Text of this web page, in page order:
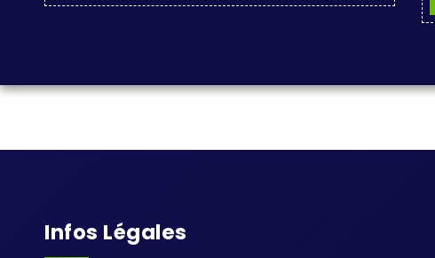
Infos Légales